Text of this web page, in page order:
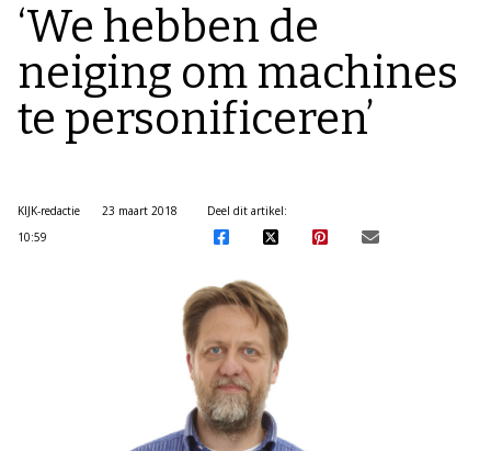
‘We hebben de
neiging om machines
te personificeren’
KIJK-redactie
23 maart 2018
10:59
Deel dit artikel: